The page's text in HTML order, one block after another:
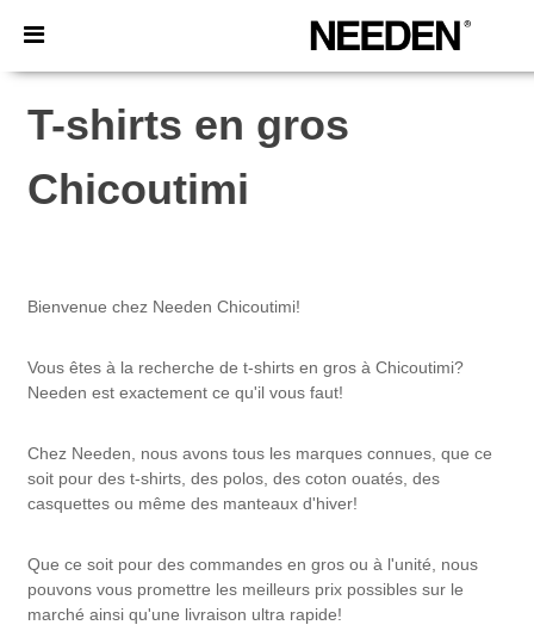
×
T-shirts en gros
Chicoutimi
Bienvenue chez Needen Chicoutimi!
Vous êtes à la recherche de t-shirts en gros à Chicoutimi?
Needen est exactement ce qu'il vous faut!
Chez Needen, nous avons tous les marques connues, que ce
soit pour des t-shirts, des polos, des coton ouatés, des
casquettes ou même des manteaux d'hiver!
Que ce soit pour des commandes en gros ou à l'unité, nous
pouvons vous promettre les meilleurs prix possibles sur le
marché ainsi qu'une livraison ultra rapide!